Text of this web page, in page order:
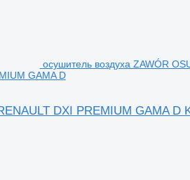
осушитель воздуха ZAWÓR
GAMA D
DXI PREMIUM GAMA D